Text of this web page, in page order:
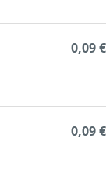
0,09 €
0,09 €